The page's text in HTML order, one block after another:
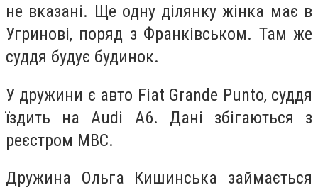
не вказані. Ще одну ділянку жінка має в
Угринові, поряд з Франківськом. Там же
суддя будує будинок.
У дружини є авто Fiat Grande Punto, суддя
їздить на Audi A6. Дані збігаються з
реєстром МВС.
Дружина Ольга Кишинська займається